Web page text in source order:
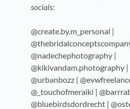
socials:
@create.by.m_personal |
@nadechephotography |
@kikivandam.photography
@urbanbozz |
@_touchofmeraiki |
@bluebirdsdordrecht |